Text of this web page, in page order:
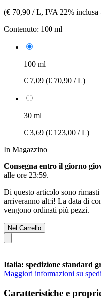
(€ 70,90 / L, IVA 22% inclusa
Contenuto: 100 ml
100 ml
€ 7,09 (€ 70,90 / L)
30 ml
€ 3,69 (€ 123,00 / L)
In Magazzino
Consegna entro il giorno
alle ore 23:59.
Di questo articolo sono rimasti
arriveranno altri! La data di
vengono ordinati più pezzi.
Nel Carrello
Italia: spedizione standard
Maggiori informazioni su
Caratteristiche e